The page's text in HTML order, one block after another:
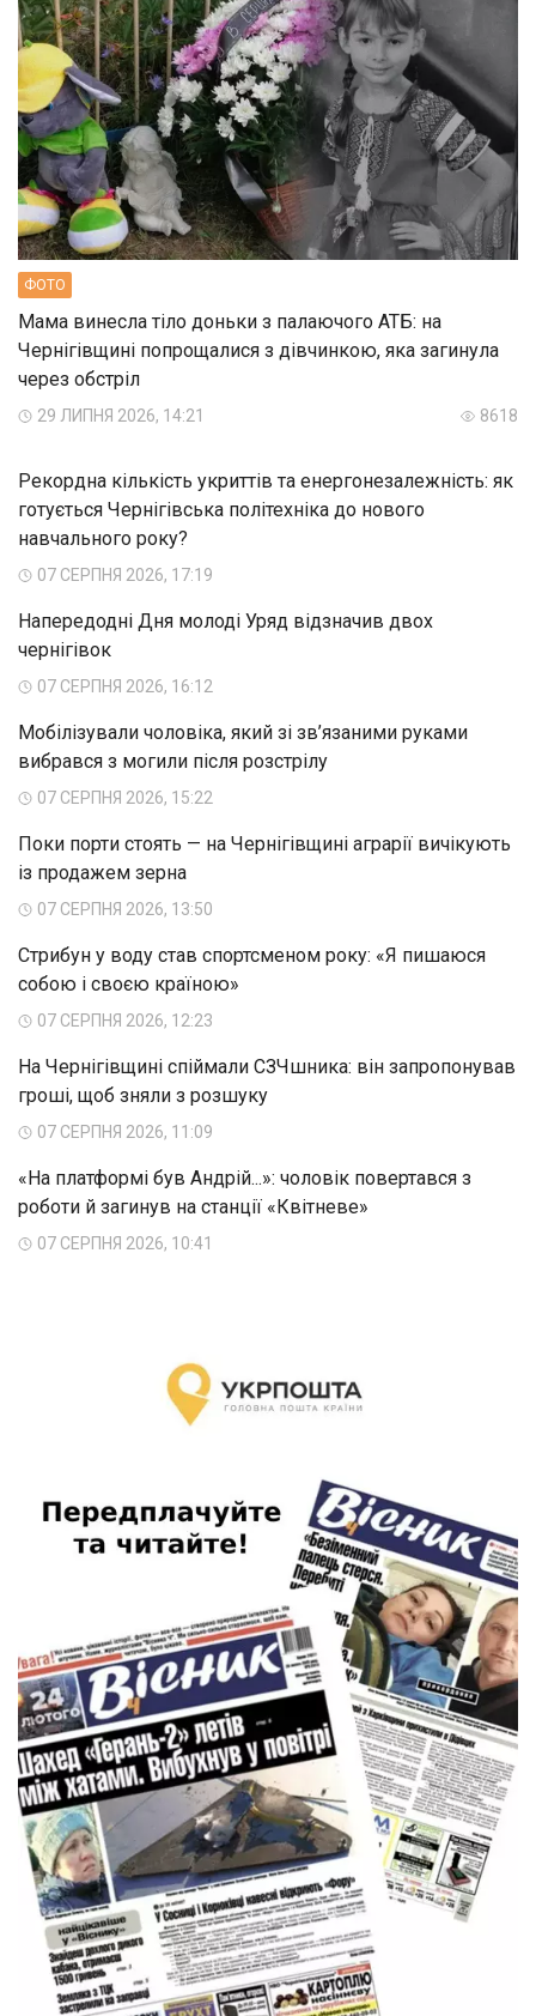
ФОТО
Мама винесла тіло доньки з палаючого АТБ: на
Чернігівщині попрощалися з дівчинкою, яка загинула
через обстріл
29 ЛИПНЯ 2026, 14:21 8618
Рекордна кількість укриттів та енергонезалежність: як
готується Чернігівська політехніка до нового
навчального року?
07 СЕРПНЯ 2026, 17:19
Напередодні Дня молоді Уряд відзначив двох
чернігівок
07 СЕРПНЯ 2026, 16:12
Мобілізували чоловіка, який зі зв’язаними руками
вибрався з могили після розстрілу
07 СЕРПНЯ 2026, 15:22
Поки порти стоять — на Чернігівщині аграрії вичікують
із продажем зерна
07 СЕРПНЯ 2026, 13:50
Стрибун у воду став спортсменом року: «Я пишаюся
собою і своєю країною»
07 СЕРПНЯ 2026, 12:23
На Чернігівщині спіймали СЗЧшника: він запропонував
гроші, щоб зняли з розшуку
07 СЕРПНЯ 2026, 11:09
«На платформі був Андрій...»: чоловік повертався з
роботи й загинув на станції «Квітневе»
07 СЕРПНЯ 2026, 10:41